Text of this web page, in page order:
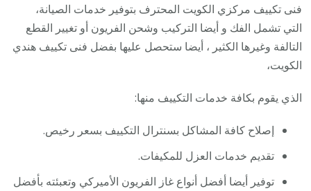
فنى تكييف مركزي الكويت المحترف بتوفير خدمات الصيانة،
التي تشمل الفك و أيضا التركيب وشحن الفريون أو تغيير القطع
التالفة وغيرها الكثير ، أيضا ستحصل عليها بفضل فنى تكييف هندي
الكويت،
الذي يقوم بكافة خدمات التكييف منها:
إصلاح كافة المشاكل بسنترال التكييف بسعر رخيص.
تقديم خدمات العزل للمكيفات.
توفير أيضا أفضل أنواع غاز الفريون الأميركي وتعبئته بأفضل